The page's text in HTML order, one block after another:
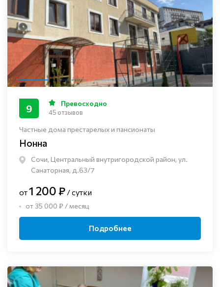
Частные дома престарелых и пансионаты
Нонна
Сочи, Центральный внутригородской район, ул.
Санаторная, д.63/7
9 Превосходно
45 отзывов
от1 200 ₽ / сутки
от 35 000 ₽ / месяц
Подробнее